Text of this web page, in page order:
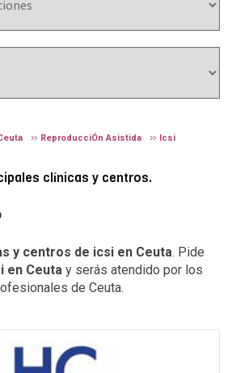
ReproducciÓn Asistida Icsi
clínicas y centros.
y centros de icsi en Ceuta. Pide
en Ceuta y serás atendido por los
de Ceuta.